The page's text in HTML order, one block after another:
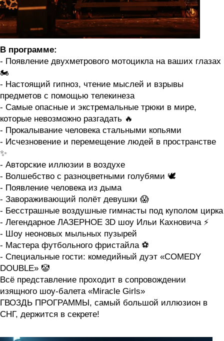
В программе:
- Появление двухметрового мотоцикла на ваших глазах
🏍️
- Настоящий гипноз, чтение мыслей и взрывы
предметов с помощью телекинеза
- Самые опасные и экстремальные трюки в мире,
которые невозможно разгадать 🔥
- Прокалывание человека стальными копьями
- Исчезновение и перемещение людей в пространстве
✨
- Авторские иллюзии в воздухе
- Волшебство с разноцветными голубями 🕊️
- Появление человека из дыма
- Завораживающий полёт девушки 😱
- Бесстрашные воздушные гимнасты под куполом цирка
- Легендарное ЛАЗЕРНОЕ 3D шоу Ильи Кахновича ⚡️
- Шоу неоновых мыльных пузырей
- Мастера футбольного фристайла ⚽️
- Специальные гости: комедийный дуэт «COMEDY
DOUBLE» 🤡
Всё представление проходит в сопровождении
изящного шоу-балета «Miracle Girls»
ГВОЗДЬ ПРОГРАММЫ, самый большой иллюзион в
СНГ, держится в секрете!